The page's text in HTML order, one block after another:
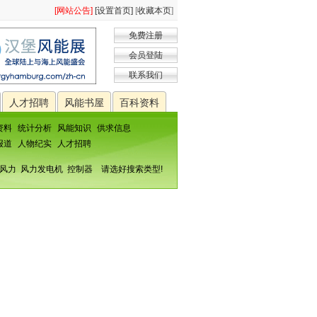
[网站公告] [设置首页] [收藏本页]
免费注册
会员登陆
联系我们
人才招聘 风能书屋 百科资料
料 统计分析 风能知识
供求信息
道 人物纪实 人才招聘
风力 风力发电机 控制器 请选好搜索类型!